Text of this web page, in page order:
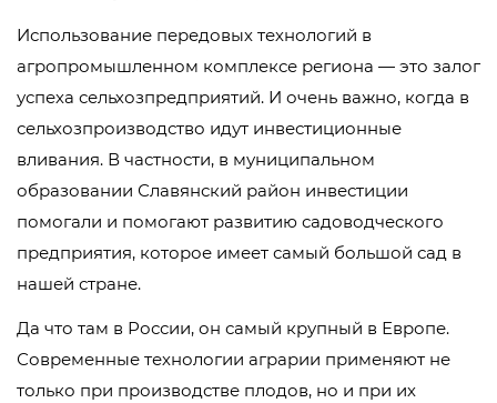
Использование передовых технологий в
агропромышленном комплексе региона — это залог
успеха сельхозпредприятий. И очень важно, когда в
сельхозпроизводство идут инвестиционные
вливания. В частности, в муниципальном
образовании Славянский район инвестиции
помогали и помогают развитию садоводческого
предприятия, которое имеет самый большой сад в
нашей стране.
Да что там в России, он самый крупный в Европе.
Современные технологии аграрии применяют не
только при производстве плодов, но и при их